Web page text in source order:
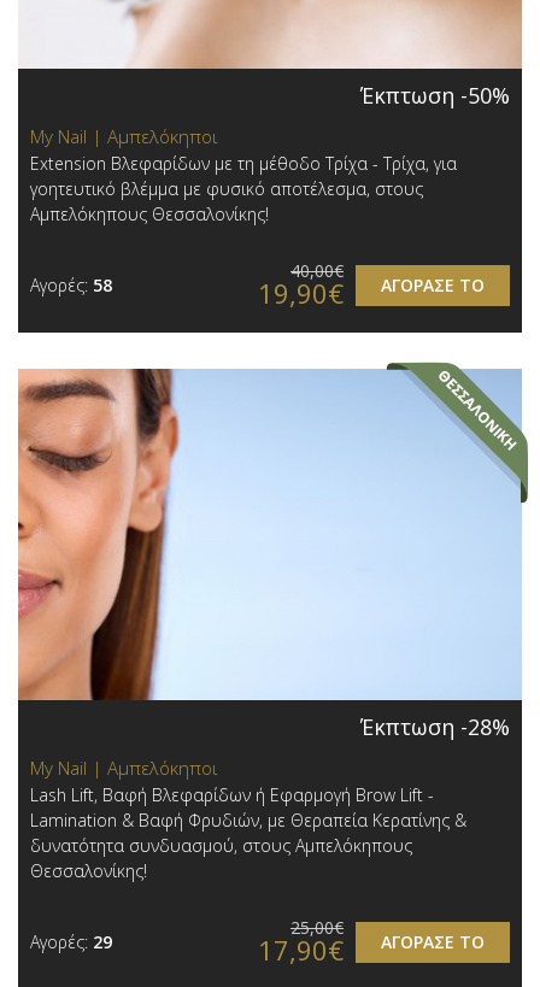
Έκπτωση -50%
My Nail | Αμπελόκηποι
Extension Βλεφαρίδων με τη μέθοδο Τρίχα - Τρίχα, για
γοητευτικό βλέμμα με φυσικό αποτέλεσμα, στους
Αμπελόκηπους Θεσσαλονίκης!
Αγορές: 58 ΑΓΟΡΑΣΕ ΤΟ
40,00€
19,90€
Έκπτωση -28%
My Nail | Αμπελόκηποι
Lash Lift, Βαφή Βλεφαρίδων ή Εφαρμογή Brow Lift -
Lamination & Βαφή Φρυδιών, με Θεραπεία Κερατίνης &
δυνατότητα συνδυασμού, στους Αμπελόκηπους
Θεσσαλονίκης!
Αγορές: 29 ΑΓΟΡΑΣΕ ΤΟ
25,00€
17,90€